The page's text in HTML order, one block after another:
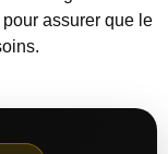
assurer que le